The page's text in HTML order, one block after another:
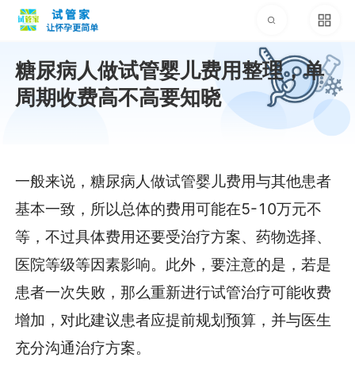
糖尿病人做试管婴儿费用整理，单
周期收费高不高要知晓
一般来说，糖尿病人做试管婴儿费用与其他患者
基本一致，所以总体的费用可能在5-10万元不
等，不过具体费用还要受治疗方案、药物选择、
医院等级等因素影响。此外，要注意的是，若是
患者一次失败，那么重新进行试管治疗可能收费
增加，对此建议患者应提前规划预算，并与医生
充分沟通治疗方案。